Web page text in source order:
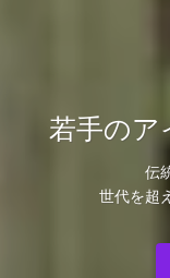
若手のア
伝
世代を超